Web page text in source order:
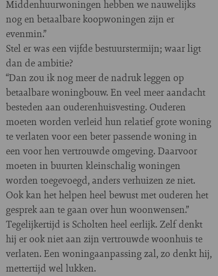
Middenhuurwoningen hebben we nauwelijks
nog en betaalbare koopwoningen zijn er
evenmin.”
Stel er was een vijfde bestuurstermijn; waar ligt
dan de ambitie?
“Dan zou ik nog meer de nadruk leggen op
betaalbare woningbouw. En veel meer aandacht
besteden aan ouderenhuisvesting. Ouderen
moeten worden verleid hun relatief grote woning
te verlaten voor een beter passende woning in
een voor hen vertrouwde omgeving. Daarvoor
moeten in buurten kleinschalig woningen
worden toegevoegd, anders verhuizen ze niet.
Ook kan het helpen heel bewust met ouderen het
gesprek aan te gaan over hun woonwensen.”
Tegelijkertijd is Scholten heel eerlijk. Zelf denkt
hij er ook niet aan zijn vertrouwde woonhuis te
verlaten. Een woningaanpassing zal, zo denkt hij,
mettertijd wel lukken.